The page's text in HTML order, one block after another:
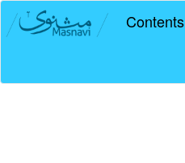
Contents